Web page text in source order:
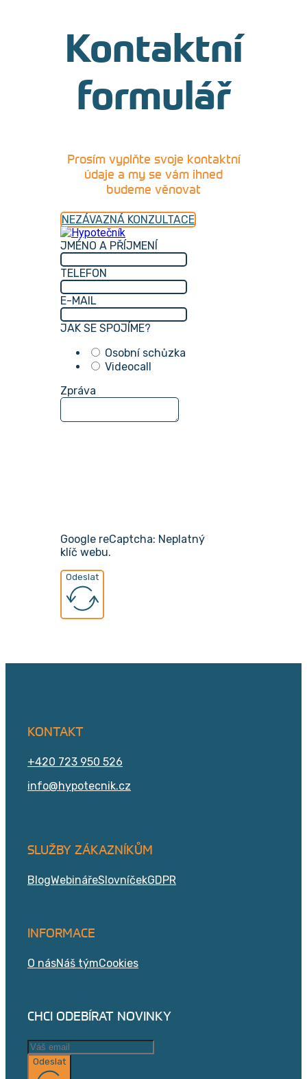
Kontaktní
formulář
Prosím vyplňte svoje kontaktní
údaje a my se vám ihned
budeme věnovat
NEZÁVAZNÁ KONZULTACE
JMÉNO A PŘÍJMENÍ
TELEFON
E-MAIL
JAK SE SPOJÍME?
Osobní schůzka
Videocall
Zpráva
Google reCaptcha: Neplatný
klíč webu.
Odeslat
KONTAKT
+420 723 950 526
info@hypotecnik.cz
SLUŽBY ZÁKAZNÍKŮM
BlogWebinářeSlovníčekGDPR
INFORMACE
O násNáš týmCookies
CHCI ODEBÍRAT NOVINKY
Odeslat